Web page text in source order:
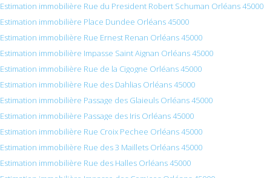
Estimation immobilière Rue du President Robert Schuman Orléans 45000
Estimation immobilière Place Dundee Orléans 45000
Estimation immobilière Rue Ernest Renan Orléans 45000
Estimation immobilière Impasse Saint Aignan Orléans 45000
Estimation immobilière Rue de la Cigogne Orléans 45000
Estimation immobilière Rue des Dahlias Orléans 45000
Estimation immobilière Passage des Glaieuls Orléans 45000
Estimation immobilière Passage des Iris Orléans 45000
Estimation immobilière Rue Croix Pechee Orléans 45000
Estimation immobilière Rue des 3 Maillets Orléans 45000
Estimation immobilière Rue des Halles Orléans 45000